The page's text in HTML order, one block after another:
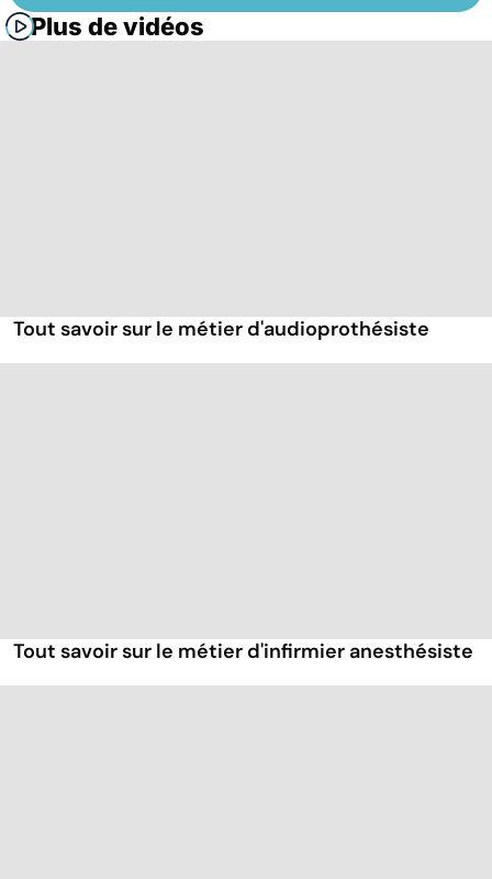
Plus de vidéos
Tout savoir sur le métier d'audioprothésiste
Tout savoir sur le métier d'infirmier anesthésiste